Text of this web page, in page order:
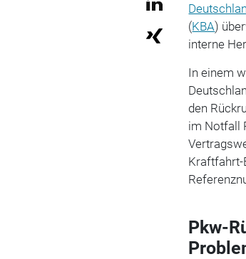
(KBA)
interne
In einem
den
im Notfall
Kraftfahrt-
Pkw-